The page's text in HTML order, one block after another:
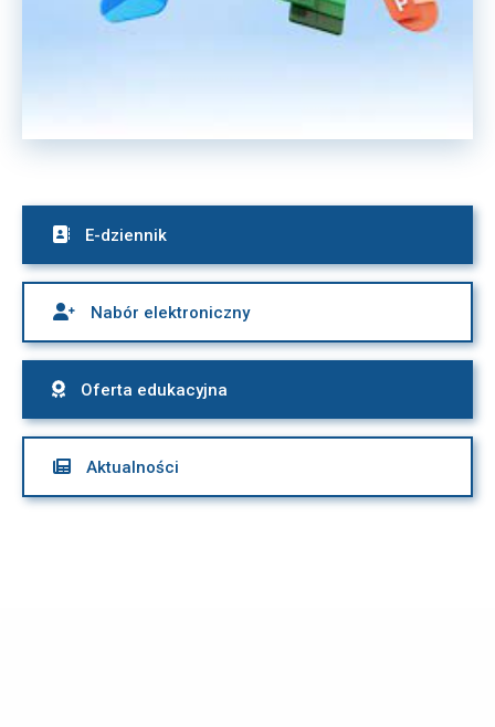
 E-dziennik
 Nabór elektroniczny
 Oferta edukacyjna
 Aktualności